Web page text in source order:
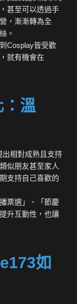
甚至可以透過手
，漸漸轉為全
。
Cosplay皆受歡
就有機會在
溫
出相對成熟且支持
似朋友甚至家人
支持自己喜歡的
票選」、「節慶
升互動性，也讓
如